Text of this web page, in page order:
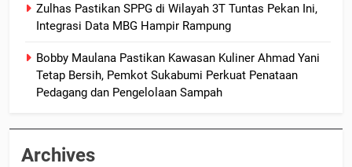
Zulhas Pastikan SPPG di Wilayah 3T Tuntas Pekan Ini,
Integrasi Data MBG Hampir Rampung
Bobby Maulana Pastikan Kawasan Kuliner Ahmad Yani
Tetap Bersih, Pemkot Sukabumi Perkuat Penataan
Pedagang dan Pengelolaan Sampah
Archives